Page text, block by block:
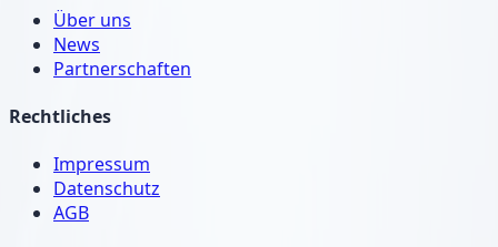
Über uns
News
Partnerschaften
Rechtliches
Impressum
Datenschutz
AGB